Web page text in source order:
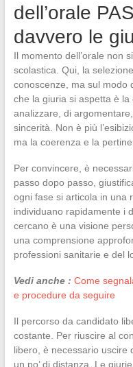
dell’orale
davvero le
Il momento dell’orale non
scolastica. Qui, la
conoscenze, ma sul modo
che la giuria si aspetta è
analizzare, di
sincerità. Non è più
ma la coerenza e la
Per convincere, è
passo dopo passo,
ogni fase si articola in una
individuano rapidamente i
cercano è una visione
una comprensione
professioni sanitarie e del
Vedi anche : Come
e procedure da seguire
Il percorso da candidato
costante. Per riuscire al
libero, è necessario uscire
un po’ di distanza. Le